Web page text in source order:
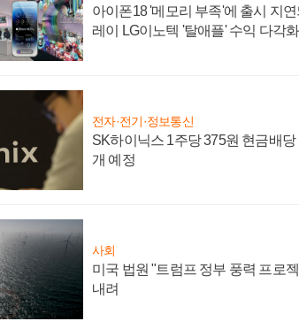
아이폰18 '메모리 부족'에 출시 지
레이 LG이노텍 '탈애플' 수익 다각
전자·전기·정보통신
SK하이닉스 1주당 375원 현금배
개 예정
사회
미국 법원 "트럼프 정부 풍력 프로
내려